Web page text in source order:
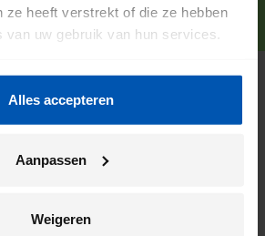
ze heeft verstrekt of die ze hebben
uw gebruik van hun services.
Alles accepteren
Aanpassen
Weigeren